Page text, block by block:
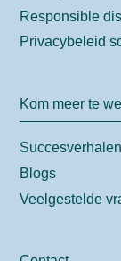
Responsible
Privacybeleid
Kom meer te
Succesverhalen
Blogs
Veelgestelde